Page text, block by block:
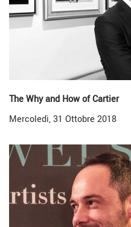
The Why and How of Cartier
Mercoledì, 31 Ottobre 2018